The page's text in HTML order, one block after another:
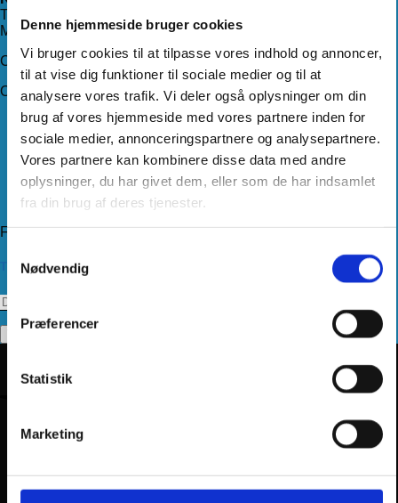
Denne hjemmeside bruger cookies
Vi bruger cookies til at tilpasse vores indhold og annoncer,
til at vise dig funktioner til sociale medier og til at
analysere vores trafik. Vi deler også oplysninger om din
brug af vores hjemmeside med vores partnere inden for
sociale medier, annonceringspartnere og analysepartnere.
Vores partnere kan kombinere disse data med andre
oplysninger, du har givet dem, eller som de har indsamlet
fra din brug af deres tjenester.
Nødvendig
Præferencer
Statistik
Marketing
Telefon:
Mail:kundeservice@hjemmeudstyr.dk
CVR: 33994680
Om Hjemmeudstyr
Om os
Handelsbetingelser
Levering
Kundeservice
Returnering
Privatlivspolitik
Følg os
Tilmeld dig vores nyhedsbrev